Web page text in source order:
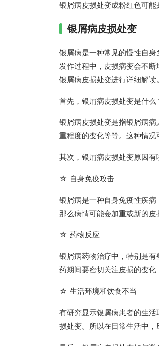
银屑病皮损处变成粉红色可能
银屑病皮损处变
银屑病是一种常见的慢性自
发作过程中，皮损病变会不
银屑病皮损处变进行详细解读。
首先，银屑病皮损处变是什么
银屑病皮损处变是指银屑病
重程度的变化等等。这种情况
其次，银屑病皮损处变原因有
☆ 自身免疫攻击
银屑病是一种自身免疫性疾
那么病情可能会加重或新的皮
☆ 药物反应
银屑病药物治疗中，特别是
药期间要密切关注皮损的变化
☆ 生活环境和饮食不当
有研究显示银屑病患者的生
损处变。所以在日常生活中，